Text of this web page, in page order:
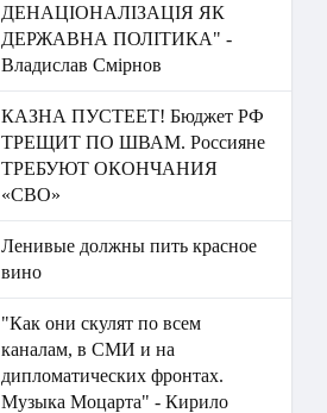
ДЕНАЦІОНАЛІЗАЦІЯ ЯК
ДЕРЖАВНА ПОЛІТИКА" -
Владислав Смірнов
КАЗНА ПУСТЕЕТ! Бюджет РФ
ТРЕЩИТ ПО ШВАМ. Россияне
ТРЕБУЮТ ОКОНЧАНИЯ
«СВО»
Ленивые должны пить красное
вино
"Как они скулят по всем
каналам, в СМИ и на
дипломатических фронтах.
Музыка Моцарта" - Кирило